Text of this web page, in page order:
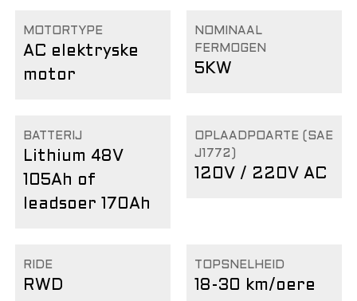
MOTORTYPE
AC elektryske
motor
NOMINAAL
FERMOGEN
5KW
BATTERIJ
Lithium 48V
105Ah of
leadsoer 170Ah
OPLAADPOARTE (SAE
J1772)
120V / 220V AC
RIDE
RWD
TOPSNELHEID
18-30 km/oere